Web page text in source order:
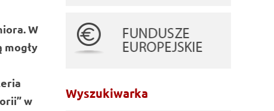
W
mogły
w
Wyszukiwarka